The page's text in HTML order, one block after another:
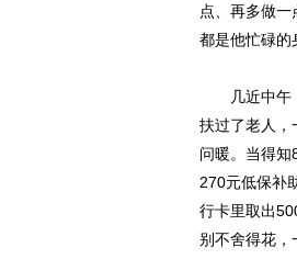
点、再多做
都是他忙碌的
几近中午，
扶过了老人，
问暖。当得
270元低保补
行卡里取出
别不舍得花，